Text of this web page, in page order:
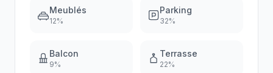
Meublés
12%
Parking
32%
Balcon
9%
Terrasse
22%